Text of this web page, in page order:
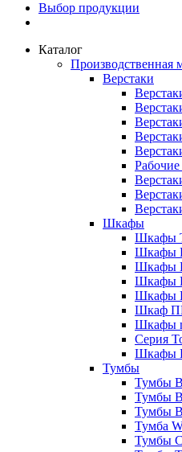
Выбор продукции
Каталог
Производственная
Верстаки
Шкафы
Шкафы
Шкафы
Шкафы
Шкафы
Шкафы
Шкаф
Шкафы
Серия
Шкафы
Тумбы
Тумбы
Тумбы
Тумбы
Тумба
Тумбы